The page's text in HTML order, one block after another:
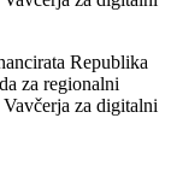
Republika
za regionalni
za digitalni